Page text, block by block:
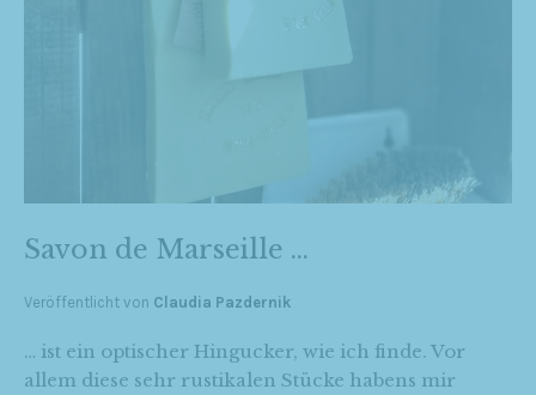
Savon de Marseille …
Veröffentlicht von Claudia Pazdernik
… ist ein optischer Hingucker, wie ich finde. Vor
allem diese sehr rustikalen Stücke habens mir